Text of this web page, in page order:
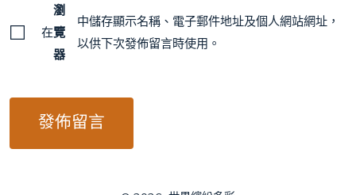
在
瀏
覽
器
中儲存顯示名稱、電子郵件地址及個人網站網址，
以供下次發佈留言時使用。